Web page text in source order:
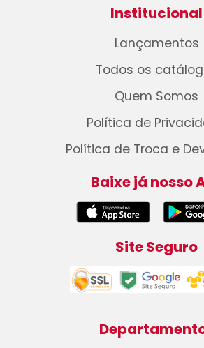
Institucional
Lançamentos
Todos os
Quem Somos
Política de
Política de Troca e
Baixe já nosso
Site Seguro